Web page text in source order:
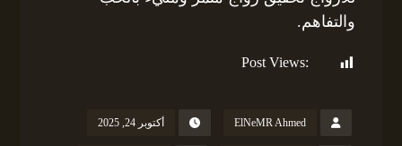
والتفاهم.
Post Views:
ElNeMR Ahmed أكتوبر 24, 2025